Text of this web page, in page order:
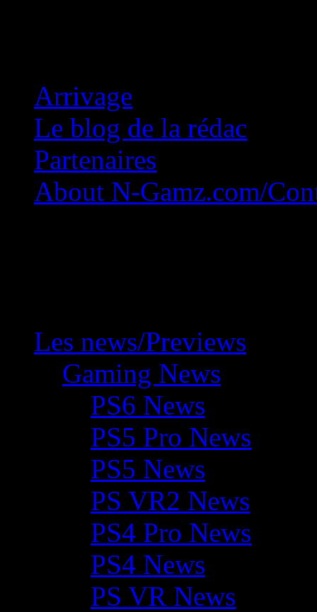
Arrivage
Le blog de la rédac
Partenaires
About N-Gamz.com/
Les news/Previews
Gaming News
PS6 News
PS5 Pro News
PS5 News
PS VR2 News
PS4 Pro News
PS4 News
PS VR News